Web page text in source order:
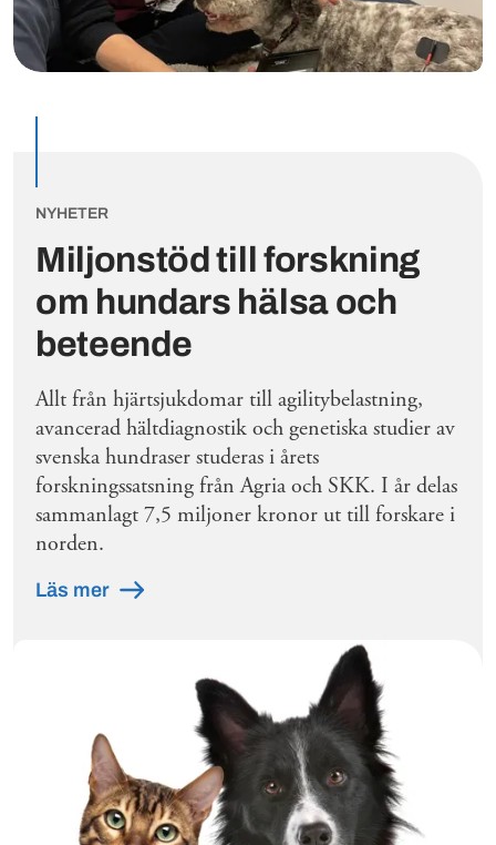
Miljonstöd till forskning
om hundars hälsa och
beteende
NYHETER
Allt från hjärtsjukdomar till agilitybelastning,
avancerad hältdiagnostik och genetiska studier av
svenska hundraser studeras i årets
forskningssatsning från Agria och SKK. I år delas
sammanlagt 7,5 miljoner kronor ut till forskare i
norden.
Läs mer